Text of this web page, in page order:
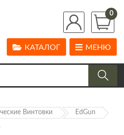
0
МЕНЮ
КАТАЛОГ
Винтовки EdGun